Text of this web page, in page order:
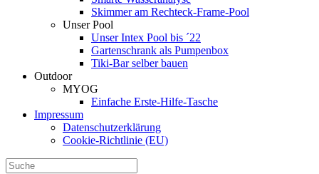
Skimmer am Rechteck-Frame-Pool
Unser Pool
Unser Intex Pool bis ´22
Gartenschrank als Pumpenbox
Tiki-Bar selber bauen
Outdoor
MYOG
Einfache Erste-Hilfe-Tasche
Impressum
Datenschutzerklärung
Cookie-Richtlinie (EU)